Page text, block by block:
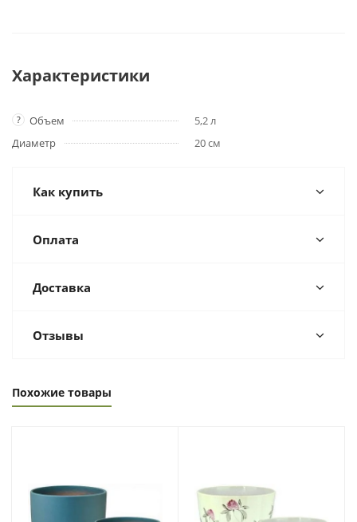
Характеристики
? Объем
5,2 л
Диаметр
20 см
Как купить
Оплата
Доставка
Отзывы
Похожие товары